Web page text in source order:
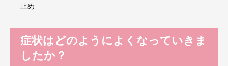
止め
症状はどのようによくなっていきま
したか？